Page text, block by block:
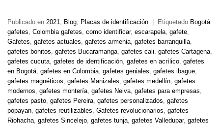
Publicado en 2021, Blog, Placas de identificación Etiquetado Bogotá
gafetes, Colombia gafetes, como identificar, escarapela, gafete,
Gafetes, gafetes actuales, gafetes armenia, gafetes barranquilla,
gafetes bonitos, gafetes Bucaramanga, gafetes cali, gafetes Cartagena,
gafetes cucuta, gafetes de identificación, gafetes en acrílico, gafetes
en Bogotá, gafetes en Colombia, gafetes geniales, gafetes ibague,
gafetes magnéticos, gafetes Manizales, gafetes medellín, gafetes
modernos, gafetes montería, gafetes Neiva, gafetes para empresas,
gafetes pasto, gafetes Pereira, gafetes personalizados, gafetes
popayan, gafetes reutilizables, Gafetes revolucionarios, gafetes
Riohacha, gafetes Sincelejo, gafetes tunja, gafetes Valledupar, gafetes